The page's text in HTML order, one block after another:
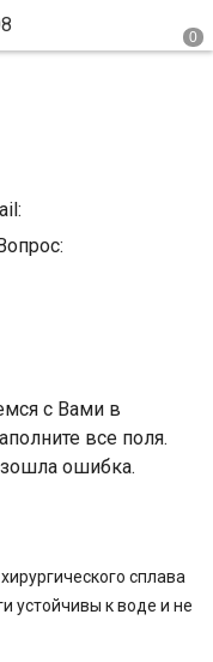
с Вами в
все поля.
ошибка.
сплава
устойчивы к воде и не